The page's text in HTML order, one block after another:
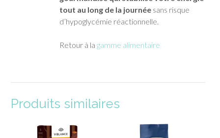
tout au long de la journéesans risque
d’hypoglycémie réactionnelle.
Retour à la gamme alimentaire
Produits similaires